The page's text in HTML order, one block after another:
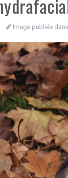
Image publiée